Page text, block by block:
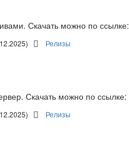
Скачать можно по ссылке:
Релизы
Скачать можно по ссылке:
Релизы